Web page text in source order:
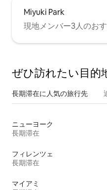
Miyuki Park
現地メンバー3人のお
ぜひ訪⁠れ⁠た⁠い目⁠的⁠
長期滞在に人気の旅行先
ニューヨーク
長期滞在
フィレンツェ
長期滞在
マイアミ